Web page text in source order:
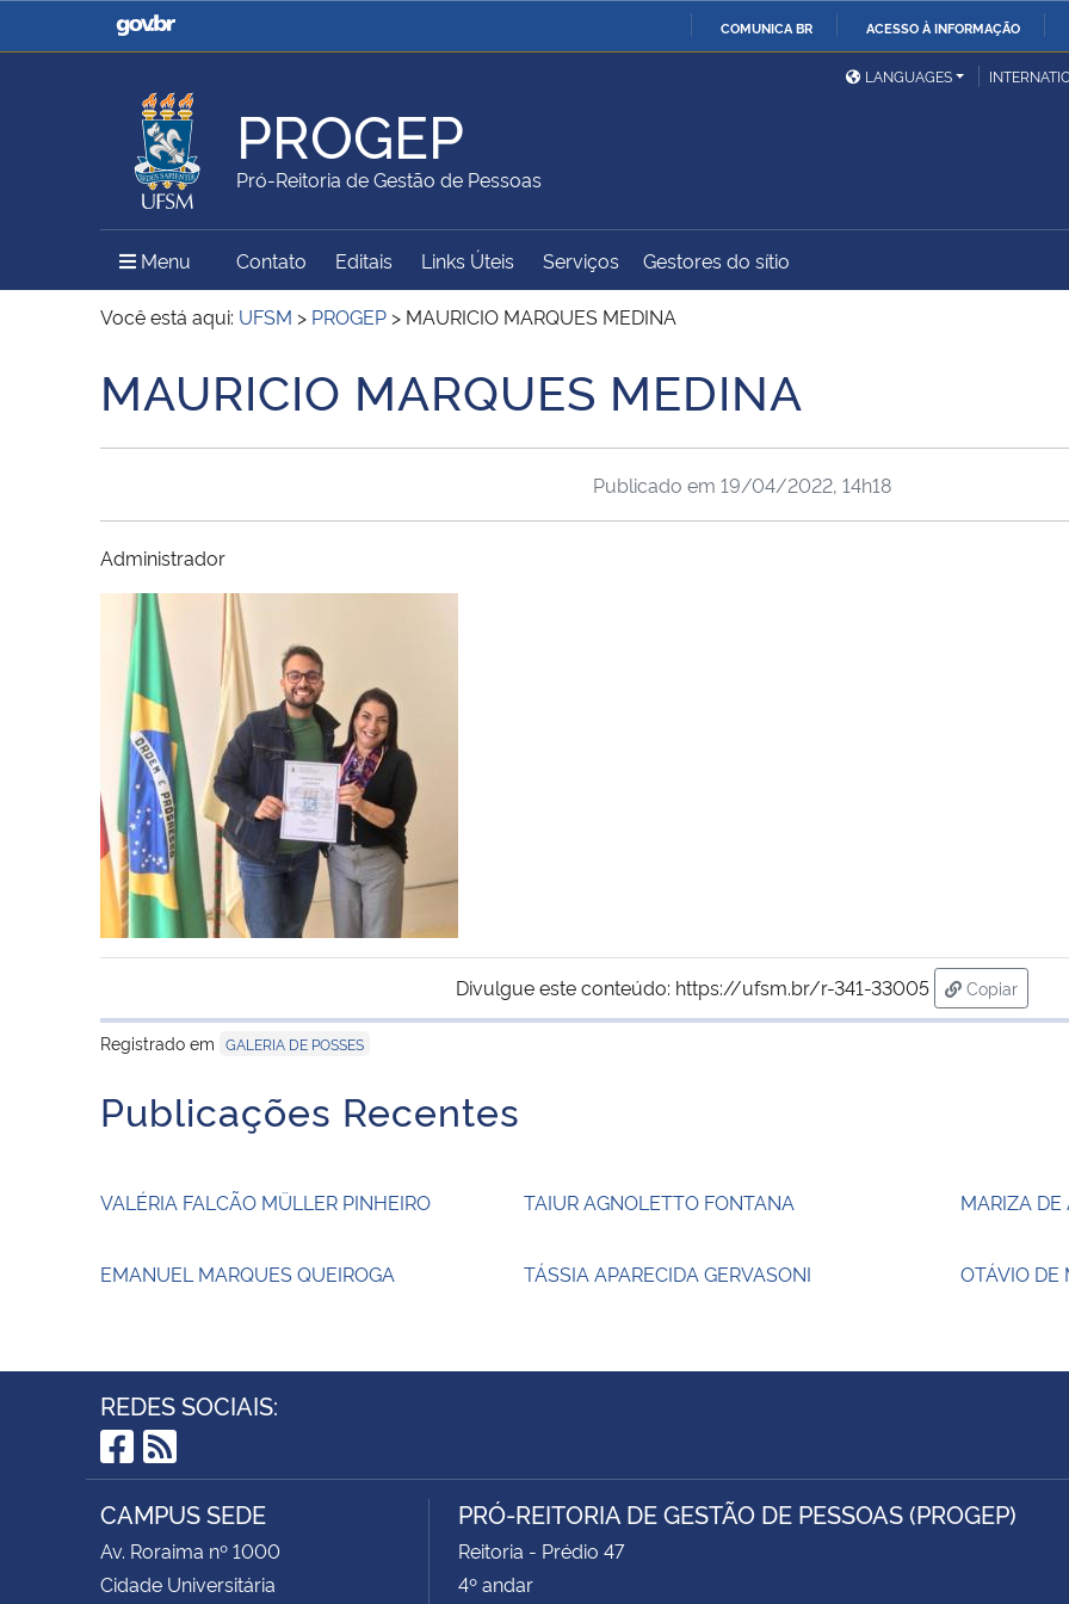
COMUNICA BR ACESSO À INFORMAÇÃO
Casa Civil
Ministério da Justiça e
Ministério da Defesa
Ministério das Relações
Exteriores
Ministério da Agricultura,
Pecuária e Abastecimento
Ministério da Educação
Ministério do Meio Ambiente Ministério do Turismo
Ministério do
Desenvolvimento Regional
Secretaria de Governo
Gabinete de Segurança
Advocacia-Geral da União
LANGUAGES
PROGEP
Pró-Reitoria de Gestão de Pessoas
Menu Menu Principal do Sítio
Contato Editais Links Úteis Serviços Gestores do sítio
Você está aqui: UFSM > PROGEP > MAURICIO MARQUES MEDINA
Início do conteúdo
MAURICIO MARQUES MEDINA
Publicado em 19/04/2022, 14h18
Administrador
Divulgue este conteúdo: https://ufsm.br/r-341-33005
Copiar
para área
Registrado em GALERIA DE POSSES
Publicações Recentes
VALÉRIA FALCÃO MÜLLER PINHEIRO TAIUR AGNOLETTO FONTANA MARIZA
EMANUEL MARQUES QUEIROGA TÁSSIA APARECIDA GERVASONI OTÁVIO DE
REDES SOCIAIS:
Facebook
RSS
CAMPUS SEDE
Av. Roraima nº 1000
Cidade Universitária
PRÓ-REITORIA DE GESTÃO DE PESSOAS (PROGEP)
Reitoria - Prédio 47
4º andar